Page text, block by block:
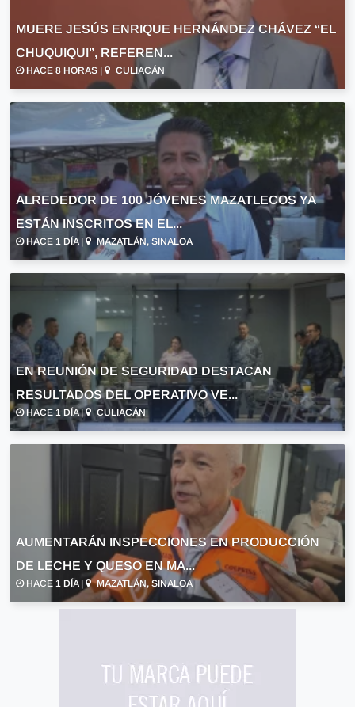
MUERE JESÚS ENRIQUE HERNÁNDEZ CHÁVEZ “EL
CHUQUIQUI”, REFEREN...
HACE 8 HORAS | CULIACÁN
ALREDEDOR DE 100 JÓVENES MAZATLECOS YA
ESTÁN INSCRITOS EN EL...
HACE 1 DÍA | MAZATLÁN, SINALOA
EN REUNIÓN DE SEGURIDAD DESTACAN
RESULTADOS DEL OPERATIVO VE...
HACE 1 DÍA | CULIACÁN
AUMENTARÁN INSPECCIONES EN PRODUCCIÓN
DE LECHE Y QUESO EN MA...
HACE 1 DÍA | MAZATLÁN, SINALOA